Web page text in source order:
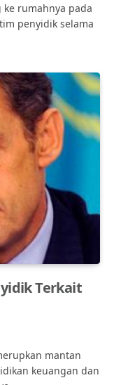
ke rumahnya pada
penyidik selama
Terkait
mantan
keuangan dan